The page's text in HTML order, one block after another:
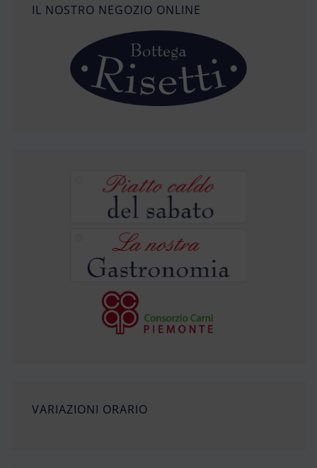
IL NOSTRO NEGOZIO ONLINE
VARIAZIONI ORARIO